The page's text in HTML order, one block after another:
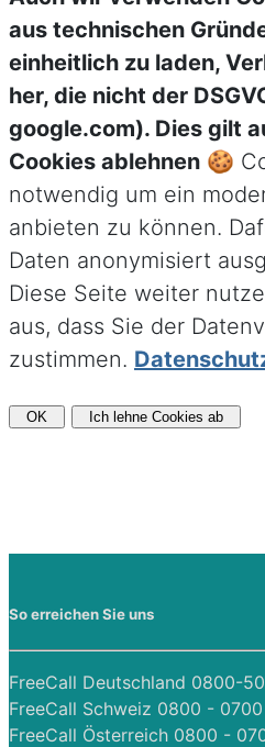
aus technischen
einheitlich zu laden,
her, die nicht der
google.com). Dies gilt
Cookies ablehnen 🍪
notwendig um ein
anbieten zu können.
Daten anonymisiert
Diese Seite weiter
aus, dass Sie der
zustimmen.
OK Ich lehne Cookies ab
So erreichen Sie uns
FreeCall Deutschland 0800-
FreeCall Schweiz 0800 -
FreeCall Österreich 0800 -